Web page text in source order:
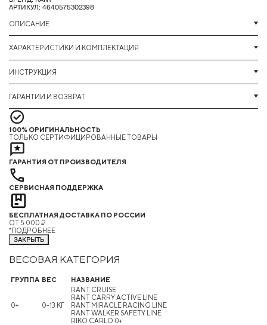
АРТИКУЛ: 4640575302398
ОПИСАНИЕ
ХАРАКТЕРИСТИКИ И КОМПЛЕКТАЦИЯ
ИНСТРУКЦИЯ
ГАРАНТИИ И ВОЗВРАТ
100% ОРИГИНАЛЬНОСТЬ
ТОЛЬКО СЕРТИФИЦИРОВАННЫЕ ТОВАРЫ
ГАРАНТИЯ ОТ ПРОИЗВОДИТЕЛЯ
СЕРВИСНАЯ ПОДДЕРЖКА
БЕСПЛАТНАЯ ДОСТАВКА ПО РОССИИ
ОТ 5 000 ₽
*ПОДРОБНЕЕ
ЗАКРЫТЬ
ВЕСОВАЯ КАТЕГОРИЯ
ГРУППА ВЕС НАЗВАНИЕ
0+ 0-13 КГ
RANT CRUISE
RANT CARRY ACTIVE LINE
RANT MIRACLE RACING LINE
RANT WALKER SAFETY LINE
RIKO CARLO 0+